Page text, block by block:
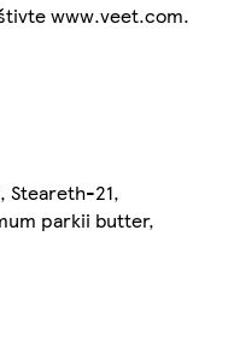
www.veet.com.
Steareth-21,
parkii butter,